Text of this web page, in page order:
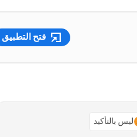
فتح التطبيق
ليس بالتأكيد